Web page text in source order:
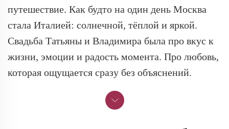
путешествие. Как будто на один день Москва
стала Италией: солнечной, тёплой и яркой.
Свадьба Татьяны и Владимира была про вкус к
жизни, эмоции и радость момента. Про любовь,
которая ощущается сразу без объяснений.